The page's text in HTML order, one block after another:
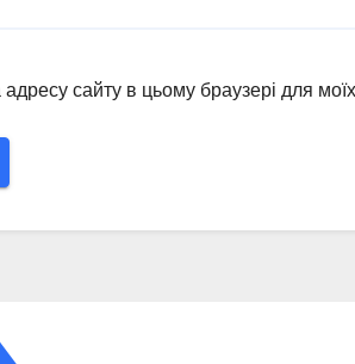
сайту в цьому браузері для